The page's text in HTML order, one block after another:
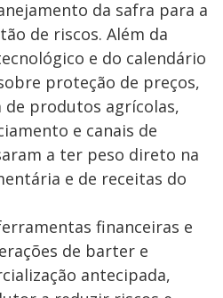
da safra para a
de riscos. Além da
e do calendário
proteção de preços,
produtos agrícolas,
e canais de
a ter peso direto na
e de receitas do
financeiras e
de barter e
antecipada,